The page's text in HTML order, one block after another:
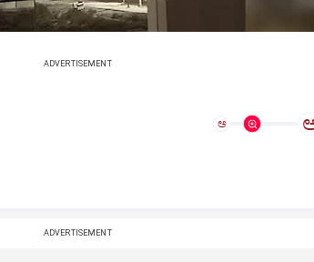
ADVERTISEMENT
ಅ
ADVERTISEMENT